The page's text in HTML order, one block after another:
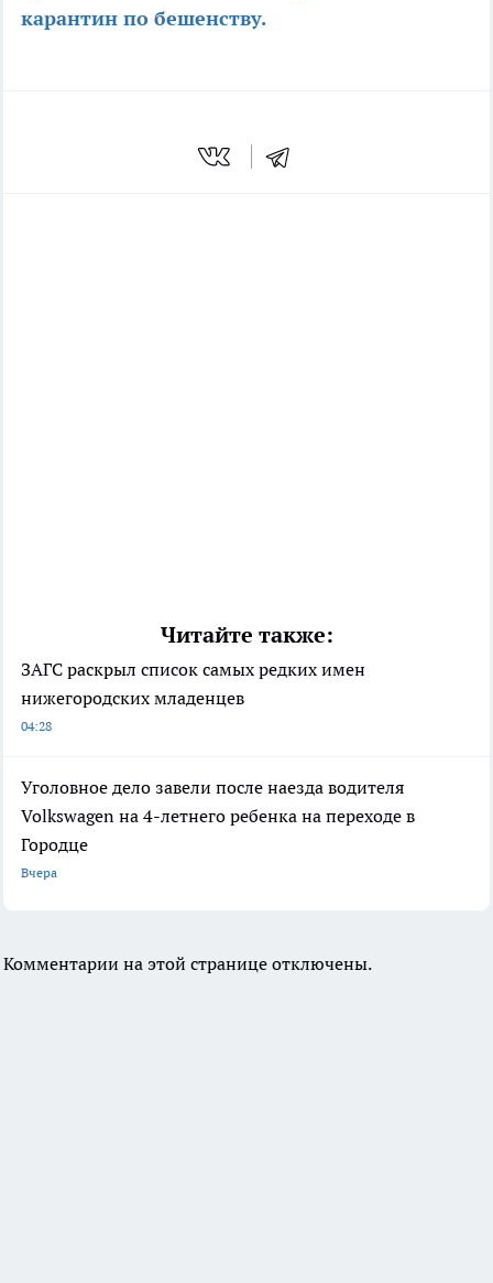
карантин по бешенству.
Читайте также:
ЗАГС раскрыл список самых редких имен
нижегородских младенцев
04:28
Уголовное дело завели после наезда водителя
Volkswagen на 4-летнего ребенка на переходе в
Городце
Вчера
Комментарии на этой странице отключены.